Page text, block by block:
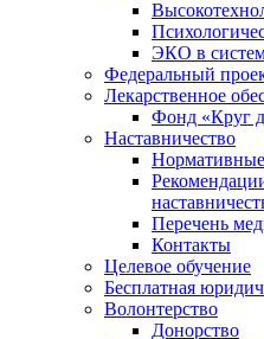
ЭКО в
Федеральный
Лекарственное
Фонд «Круг
Наставничество
Перечень
Контакты
Целевое обучение
Бесплатная
Волонтерство
Донорство